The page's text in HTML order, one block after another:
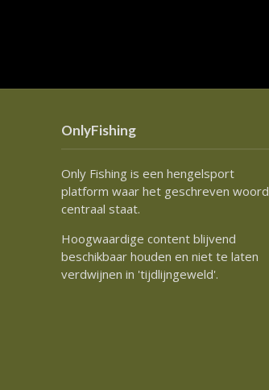
OnlyFishing
Only Fishing is een hengelsport
platform waar het geschreven woord
centraal staat.
Hoogwaardige content blijvend
beschikbaar houden en niet te laten
verdwijnen in 'tijdlijngeweld'.